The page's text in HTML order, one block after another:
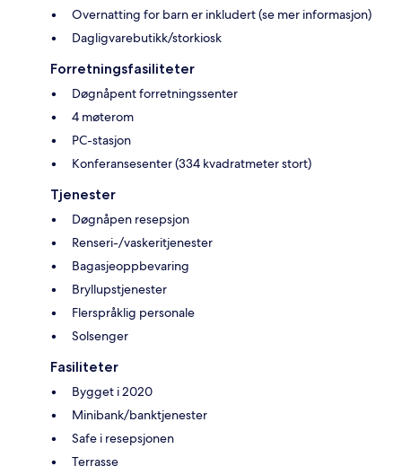
Overnatting for barn er inkludert (se mer informasjon)
Dagligvarebutikk/storkiosk
Forretningsfasiliteter
Døgnåpent forretningssenter
4 møterom
PC-stasjon
Konferansesenter (334 kvadratmeter stort)
Tjenester
Døgnåpen resepsjon
Renseri-/vaskeritjenester
Bagasjeoppbevaring
Bryllupstjenester
Flerspråklig personale
Solsenger
Fasiliteter
Bygget i 2020
Minibank/banktjenester
Safe i resepsjonen
Terrasse